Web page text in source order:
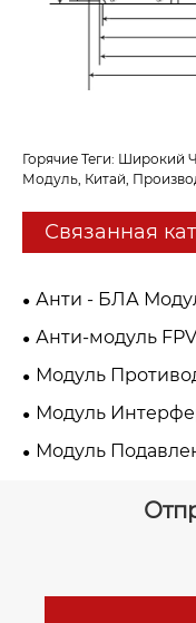
Горячие Теги: Широкий
Модуль, Китай,
Связанная
Анти - БЛА
Анти-модуль FPV
Модуль
Модуль
Модуль